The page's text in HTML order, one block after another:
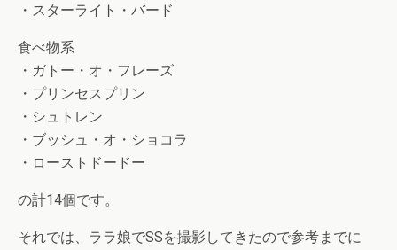
・スターライト・バード
食べ物系
・ガトー・オ・フレーズ
・プリンセスプリン
・シュトレン
・ブッシュ・オ・ショコラ
・ローストドードー
の計14個です。
それでは、ララ娘でSSを撮影してきたので参考までに